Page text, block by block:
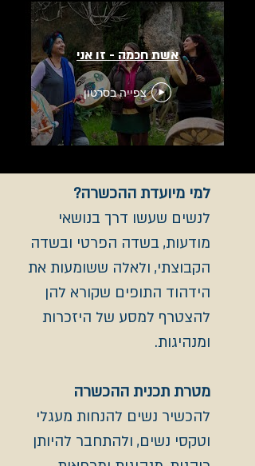
אשת חכמה - זו אני
צפייה בסרטון
למי מיועדת ההכשרה?
לנשים שעשו דרך בנושאי
מודעות, בשדה הפרטי ובשדה
הקבוצתי, ולאלה ששומעות את
הידהוד התופים שקורא להן
להצטרף למסע של היזכרות
ומנהיגות.
מטרת תכנית ההכשרה
להכשיר נשים להנחות מעגלי
וטקסי נשים, ולהתחבר להיותן